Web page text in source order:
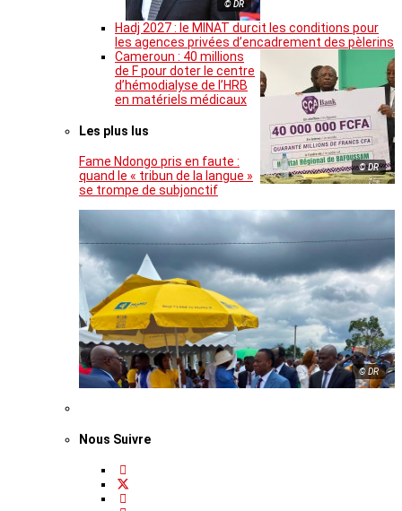
© DR
Hadj 2027 : le MINAT durcit les conditions pour
les agences privées d’encadrement des pèlerins
© DR
Cameroun : 40 millions
de F pour doter le centre
d’hémodialyse de l’HRB
en matériels médicaux
Les plus lus
Fame Ndongo pris en faute :
quand le « tribun de la langue »
se trompe de subjonctif
© DR
Nous Suivre